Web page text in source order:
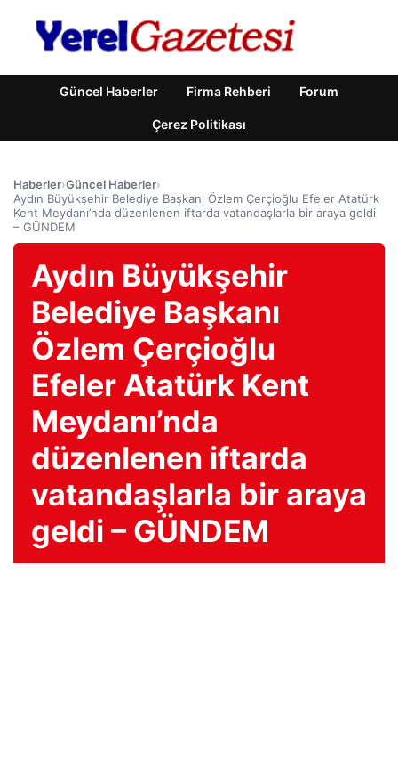
Güncel Haberler Firma Rehberi Forum
Çerez Politikası
Haberler›Güncel Haberler›
Aydın Büyükşehir Belediye Başkanı Özlem Çerçioğlu Efeler Atatürk
Kent Meydanı’nda düzenlenen iftarda vatandaşlarla bir araya geldi
– GÜNDEM
Aydın Büyükşehir
Belediye Başkanı
Özlem Çerçioğlu
Efeler Atatürk Kent
Meydanı’nda
düzenlenen iftarda
vatandaşlarla bir araya
geldi – GÜNDEM